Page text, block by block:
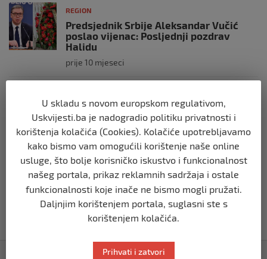
REGION
Predsjednik Srbije Aleksandar Vučić
poslao vijenac: Posljednji pozdrav
Halidu
prije 10 mjeseci
Koza ogrebala dijete u zoološkom vrtu,
roditelji zvali hitnu i policiju: “Došli su
uhapsiti kozu”
prije 10 mjeseci
REGION
Vučić dramatično: “Biće rata, Vojska
Srbije je spremna”
prije 10 mjeseci
U skladu s novom europskom regulativom,
Uskvijesti.ba je nadogradio politiku privatnosti i
korištenja kolačića (Cookies). Kolačiće upotrebljavamo
kako bismo vam omogućili korištenje naše online
usluge, što bolje korisničko iskustvo i funkcionalnost
našeg portala, prikaz reklamnih sadržaja i ostale
funkcionalnosti koje inače ne bismo mogli pružati.
Daljnjim korištenjem portala, suglasni ste s
korištenjem kolačića.
Prihvati i zatvori